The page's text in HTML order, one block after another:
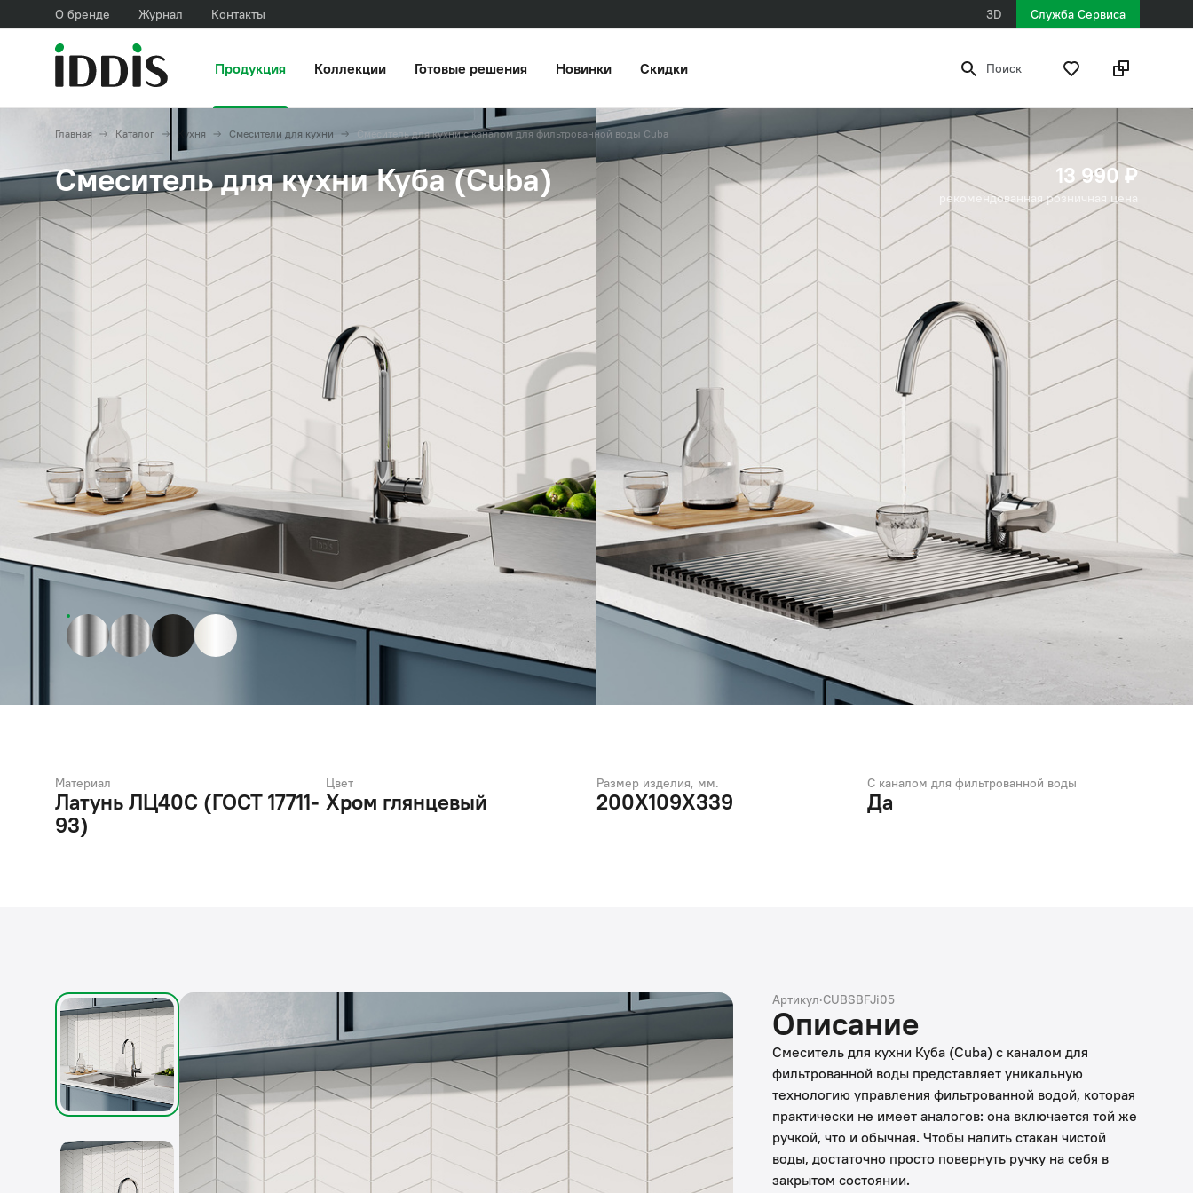
О бренде Журнал Контакты 3D Служба Сервиса
Продукция Коллекции Готовые решения Новинки Скидки Поиск
Главная Каталог Кухня Смесители для кухни Смеситель для кухни с каналом для фильтрованной воды Cuba
Смеситель для кухни Куба (Cuba) 13 990 ₽
рекомендованная розничная цена
Материал
Латунь ЛЦ40C (ГОСТ 17711-
93)
Цвет
Хром глянцевый
Размер изделия, мм.
200X109X339
С каналом для фильтрованной воды
Да
Артикул·CUBSBFJi05
Описание
Смеситель для кухни Куба (Cuba) с каналом для
фильтрованной воды представляет уникальную
технологию управления фильтрованной водой, которая
практически не имеет аналогов: она включается той же
ручкой, что и обычная. Чтобы налить стакан чистой
воды, достаточно просто повернуть ручку на себя в
закрытом состоянии.